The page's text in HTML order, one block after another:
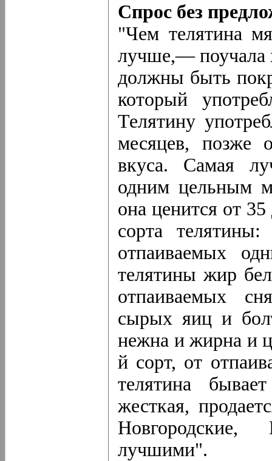
Спрос без
"Чем телятина
лучше,— поучала
должны быть
который
Телятину
месяцев, позже
вкуса. Самая
одним цельным
она ценится от
сорта
отпаиваемых
телятины жир
отпаиваемых
сырых яиц и
нежна и жирна и
й сорт, от
телятина
жесткая,
Новгородские,
лучшими".